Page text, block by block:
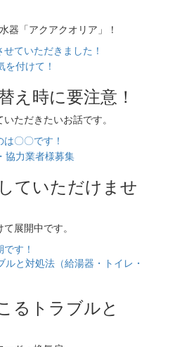
器「アクアクオリア」！
ていただきました！
え時に要注意！
ただきたいお話です。
〇〇です！
ていただけませ
展開中です。
す！
るトラブルと